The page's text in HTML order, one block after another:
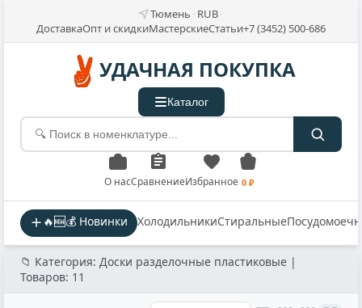
Тюмень RUB
ДоставкаОпт и скидкиМастерскиеСтатьи+7 (3452) 500-686
УДАЧНАЯ ПОКУПКА
Каталог
О насСравнениеИзбранное 0 ₽
🔥🆕💰 Новинки ХолодильникиСтиральные
📁 Категория: Доски разделочные пластиковые |
Товаров: 11